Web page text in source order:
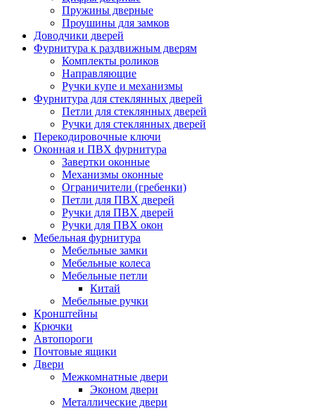
Пружины дверные
Проушины для замков
Доводчики дверей
Фурнитура к раздвижным дверям
Комплекты роликов
Направляющие
Ручки купе и механизмы
Фурнитура для стеклянных дверей
Петли для стеклянных дверей
Ручки для стеклянных дверей
Перекодировочные ключи
Оконная и ПВХ фурнитура
Завертки оконные
Механизмы оконные
Ограничители (гребенки)
Петли для ПВХ дверей
Ручки для ПВХ дверей
Ручки для ПВХ окон
Мебельная фурнитура
Мебельные замки
Мебельные колеса
Мебельные петли
Китай
Мебельные ручки
Кронштейны
Крючки
Автопороги
Почтовые ящики
Двери
Межкомнатные двери
Эконом двери
Металлические двери